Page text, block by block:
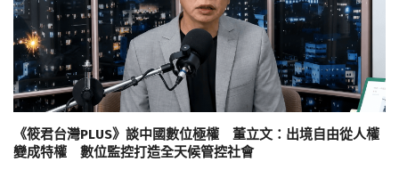
《筱君台灣PLUS》談中國數位極權 董立文：出境自由從人權
變成特權 數位監控打造全天候管控社會